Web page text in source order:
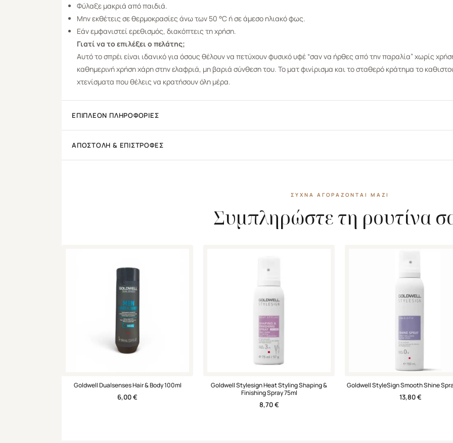
Φύλαξε μακριά από παιδιά.
Μην εκθέτεις σε θερμοκρασίες άνω των 50 °C ή σε άμεσο ηλιακό φως.
Εάν εμφανιστεί ερεθισμός, διακόπτεις τη χρήση.
Γιατί να το επιλέξει ο πελάτης;
Αυτό το σπρέι είναι ιδανικό για όσους θέλουν να πετύχουν φυσικό υφέ “σαν να ήρθες από την παραλία” χωρίς
καθημερινή χρήση χάρη στην ελαφριά, μη βαριά σύνθεση του. Το ματ φινίρισμα και το σταθερό κράτημα το
χτενίσματα που θέλεις να κρατήσουν όλη μέρα.
ΕΠΙΠΛΈΟΝ ΠΛΗΡΟΦΟΡΊΕΣ
ΑΠΟΣΤΟΛΉ & ΕΠΙΣΤΡΟΦΈΣ
ΣΥΧΝΆ ΑΓΟΡΆΖΟΝΤΑΙ ΜΑΖΊ
Συμπληρώστε τη ρουτίνα
Goldwell Dualsenses Hair & Body 100ml
6,00€
Goldwell Stylesign Heat Styling Shaping &
Finishing Spray 75ml
8,70€
Goldwell StyleSign Smooth Shine
13,80€